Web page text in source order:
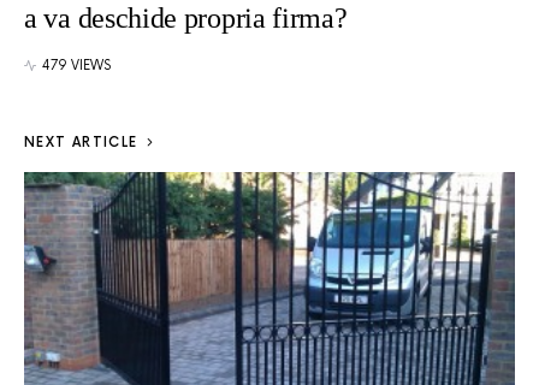
a va deschide propria firma?
479 VIEWS
NEXT ARTICLE